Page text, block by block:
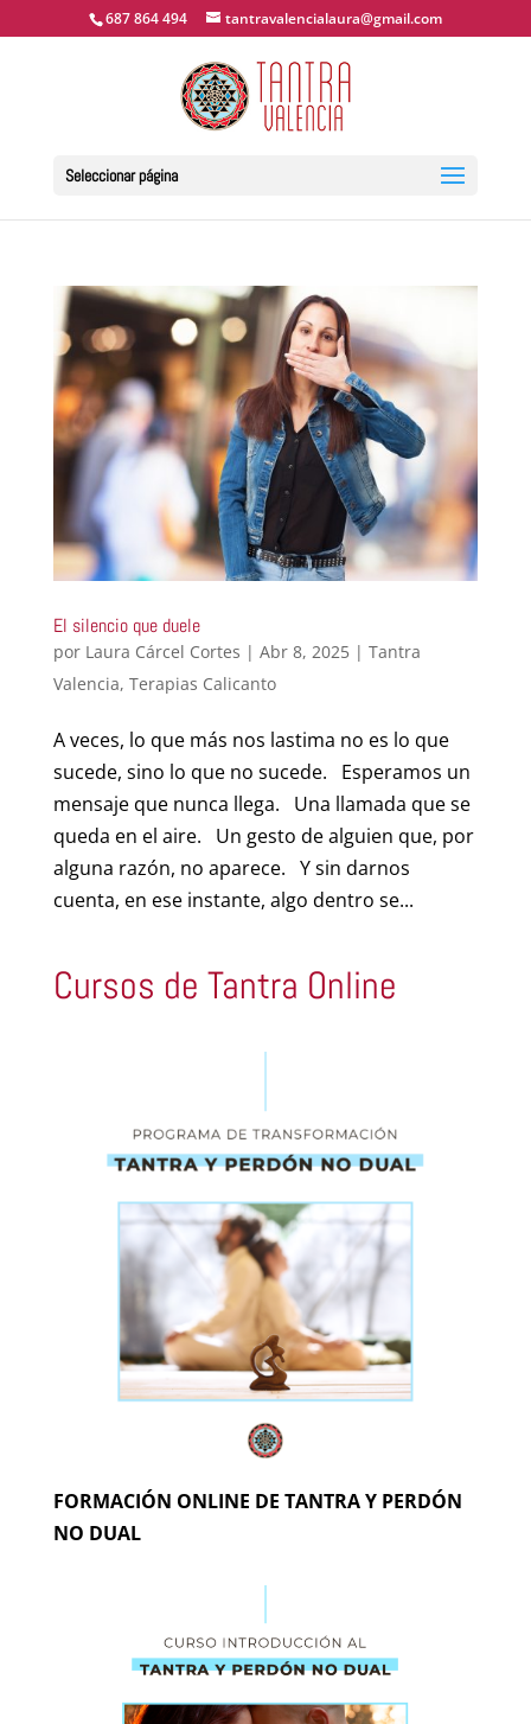
687 864 494 tantravalencialaura@gmail.com
Seleccionar página
El silencio que duele
por Laura Cárcel Cortes | Abr 8, 2025| Tantra
Valencia, Terapias Calicanto
A veces, lo que más nos lastima no es lo que
sucede, sino lo que no sucede. Esperamos un
mensaje que nunca llega. Una llamada que se
queda en el aire. Un gesto de alguien que, por
alguna razón, no aparece. Y sin darnos
cuenta, en ese instante, algo dentro se...
Cursos de Tantra Online
FORMACIÓN ONLINE DE TANTRA Y PERDÓN
NO DUAL